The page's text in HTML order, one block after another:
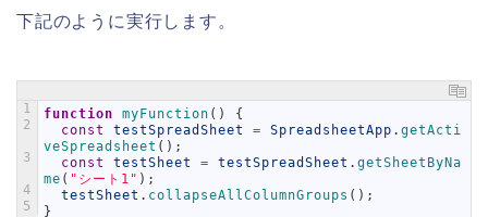
下記のように実行します。
1
2
3
4
5
function myFunction ( )
{
const
testSpreadSheet = SpreadsheetApp . getActi
veSpreadsheet ( ) ;
const
testSheet = testSpreadSheet . getSheetByNa
me ( "シート1" ) ;
testSheet . collapseAllColumnGroups ( ) ;
}